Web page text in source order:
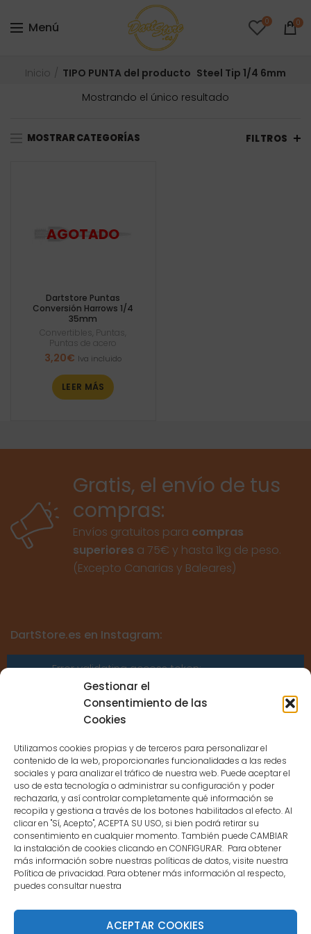
Gestionar el
Consentimiento de las
Cookies
Utilizamos cookies propias y de terceros para personalizar el
contenido de la web, proporcionarles funcionalidades a las redes
sociales y para analizar el tráfico de nuestra web. Puede aceptar el
uso de esta tecnología o administrar su configuración y poder
rechazarla, y así controlar completamente qué información se
recopila y gestiona a través de los botones habilitados al efecto. Al
clicar en "Sí, Acepto", ACEPTA SU USO, si bien podrá retirar su
consentimiento en cualquier momento. También puede CAMBIAR
la instalación de cookies clicando en CONFIGURAR. Para obtener
más información sobre nuestras políticas de datos, visite nuestra
Política de privacidad. Para obtener más información al respecto,
puedes consultar nuestra
ACEPTAR COOKIES
Menú 0 0
Inicio TIPO PUNTA del producto Steel Tip 1/4 6mm
Mostrando el único resultado
MOSTRAR CATEGORÍAS FILTROS
Dartstore Puntas
Conversión Harrows 1/4
35mm
Convertibles Puntas
Puntas de acero
3,20€ Iva incluido
LEER MÁS
Gratis, el envío de tus
compras:
Envíos gratuitos para compras
superiores a 75€ y hasta 1kg de peso.
(Excepto Canarias y Baleares)
DartStore.es en Instagram:
Error validating access token:
Sessions for the user are not allowed
because the user is not a confirmed
CONTACTO
MENÚ PRINCIPAL
MI CUENTA
DOCUMENTACIÓN